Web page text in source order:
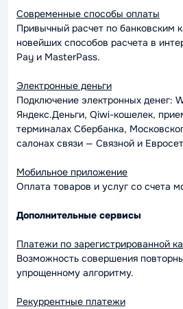
Современные способы оплаты
Привычный расчет по банковским
новейших способов расчета в
Pay и MasterPass.
Электронные деньги
Подключение электронных денег:
Яндекс.Деньги, Qiwi-кошелек,
терминалах Сбербанка,
салонах связи — Связной и
Мобильное приложение
Оплата товаров и услуг со счета
Дополнительные сервисы
Платежи по зарегистрированной
Возможность совершения
упрощенному алгоритму.
Рекуррентные платежи